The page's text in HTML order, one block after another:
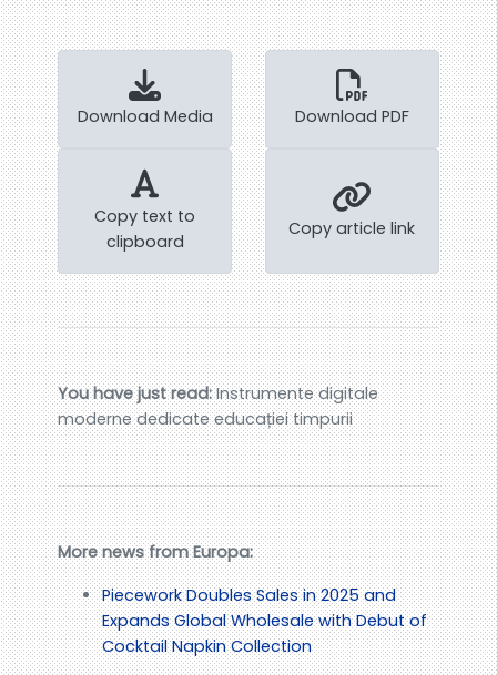
Download Media Download PDF
Copy text to
clipboard
Copy article link
You have just read:Instrumente digitale
moderne dedicate educației timpurii
More news from Europa:
Piecework Doubles Sales in 2025 and
Expands Global Wholesale with Debut of
Cocktail Napkin Collection